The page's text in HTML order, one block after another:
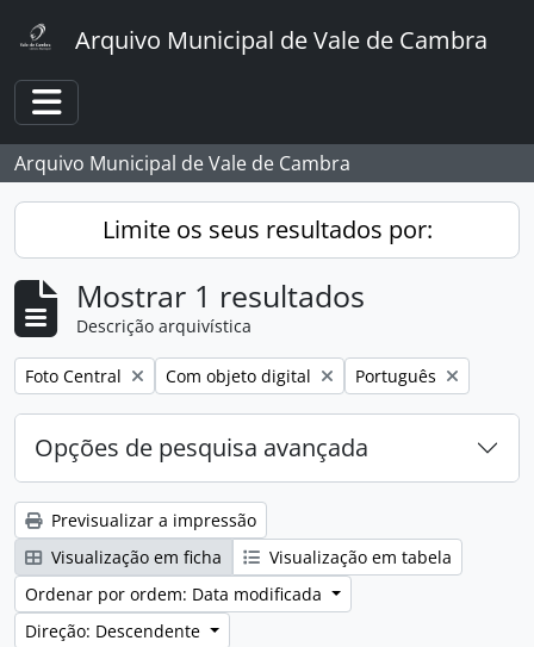
Arquivo Municipal de Vale de Cambra
Toggle navigation
Arquivo Municipal de Vale de Cambra
Limite os seus resultados por:
Mostrar 1 resultados
Descrição arquivística
Remover filtro:
Foto Central Remover filtro:
Com objeto digital Remover filtro:
Português
Opções de pesquisa avançada
Previsualizar a impressão
Visualização em ficha
Visualização em tabela
Ordenar por ordem: Data modificada
Direção: Descendente